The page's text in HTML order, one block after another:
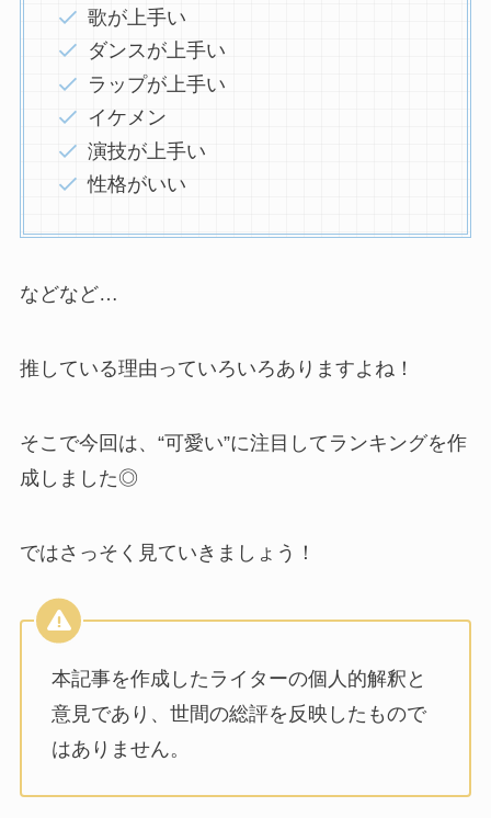
歌が上手い
ダンスが上手い
ラップが上手い
イケメン
演技が上手い
性格がいい
などなど…
推している理由っていろいろありますよね！
そこで今回は、“可愛い”に注目してランキングを作
成しました◎
ではさっそく見ていきましょう！
本記事を作成したライターの個人的解釈と
意見であり、世間の総評を反映したもので
はありません。